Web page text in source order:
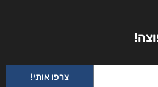
צרפו אותי!